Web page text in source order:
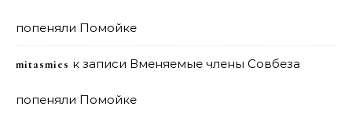
попеняли Помойке
mitasmies к записи Вменяемые члены Совбеза
попеняли Помойке